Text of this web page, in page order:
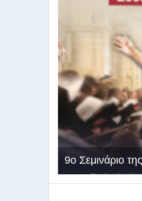
9ο Σεμινάριο